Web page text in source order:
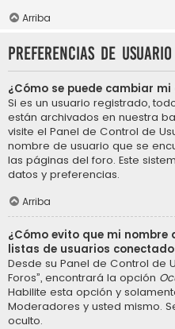
Arriba
Preferencias de
¿Cómo se puede cambiar
Si es un usuario registrado,
están archivados en nuestra
visite el Panel de Control de
nombre de usuario que se
las páginas del foro. Este
datos y preferencias.
Arriba
¿Cómo evito que mi nombre
listas de usuarios
Desde su Panel de Control de
Foros”, encontrará la opción
Habilite esta opción y
Moderadores y usted mismo.
oculto.